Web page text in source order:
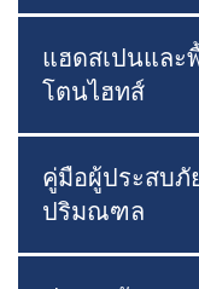
แฮดสเปนและ
โตนไฮทส์
คู่มือผู้ประสบภั
ปริมณฑล